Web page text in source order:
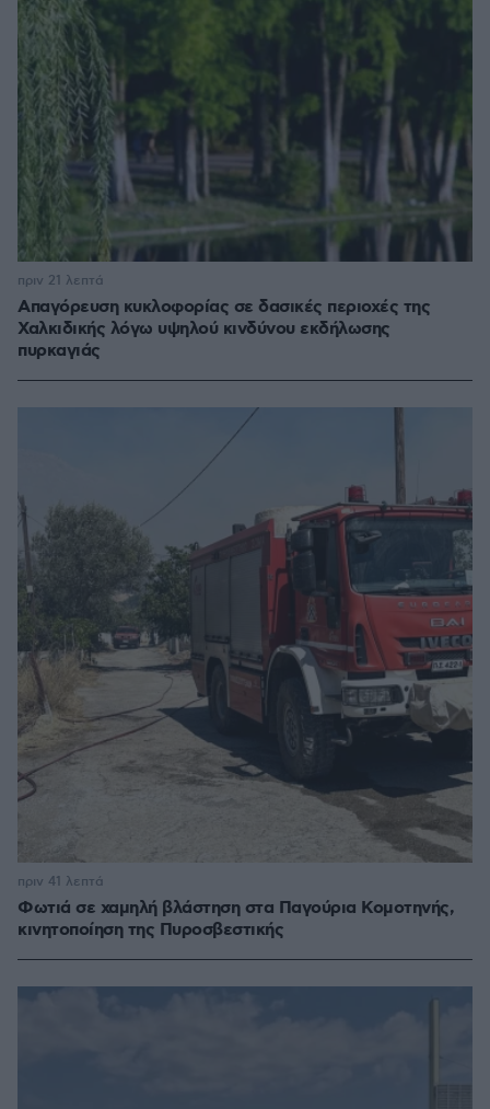
Απαγόρευση κυκλοφορίας σε δασικές περιοχές της
Χαλκιδικής λόγω υψηλού κινδύνου εκδήλωσης
πυρκαγιάς
πριν 21 λεπτά
Φωτιά σε χαμηλή βλάστηση στα Παγούρια Κομοτηνής,
κινητοποίηση της Πυροσβεστικής
πριν 41 λεπτά